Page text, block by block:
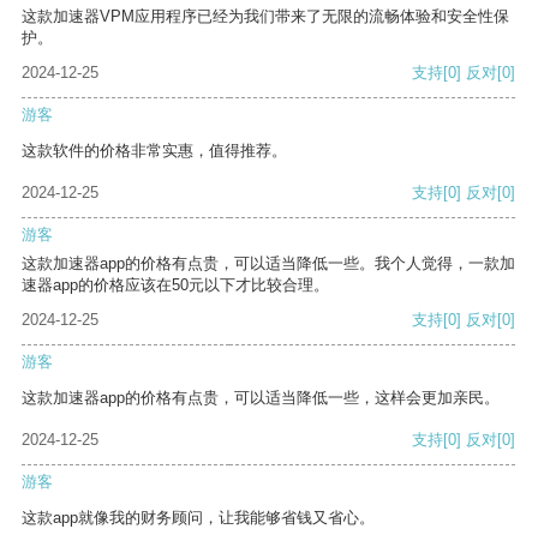
这款加速器VPM应用程序已经为我们带来了无限的流畅体验和安全性保
护。
2024-12-25
支持[0] 反对[0]
游客
这款软件的价格非常实惠，值得推荐。
2024-12-25 支持[0] 反对[0]
游客
这款加速器app的价格有点贵，可以适当降低一些。我个人觉得，一款加
速器app的价格应该在50元以下才比较合理。
2024-12-25
支持[0] 反对[0]
游客
这款加速器app的价格有点贵，可以适当降低一些，这样会更加亲民。
2024-12-25 支持[0] 反对[0]
游客
这款app就像我的财务顾问，让我能够省钱又省心。